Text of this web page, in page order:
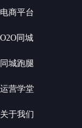
电商平台
O2O同城
同城跑腿
运营学堂
关于我们